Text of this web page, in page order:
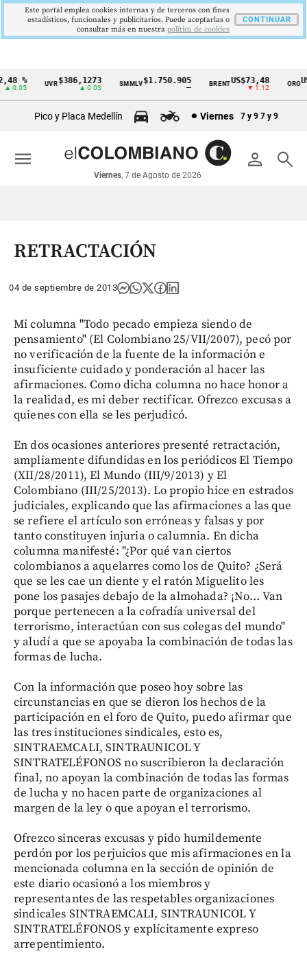
Cintillo
económicos
Colombia
%
0.05
UVR$386,1273
▲ 0.03
SMMLV$1.750.905 BRENTUS$73,48
▼ 1.12
ORO
Pico y Placa Medellín Viernes 7 y 9 7 y 9
person search
Viernes, 7 de Agosto de 2026
menu
RETRACTACIÓN
04 de septiembre de 2013
Mi columna "Todo pecado empieza siendo de
pensamiento" (El Colombiano 25/VII/2007), pecó por
no verificación de la fuente de la información e
insuficiente cuidado y ponderación al hacer las
afirmaciones. Como dicha columna no hace honor a
la realidad, es mi deber rectificar. Ofrezco excusas a
quienes con ella se les perjudicó.
En dos ocasiones anteriores presenté retractación,
ampliamente difundidas en los periódicos El Tiempo
(XII/28/2011), El Mundo (III/9/2013) y El
Colombiano (III/25/2013). Lo propio hice en estrados
judiciales, explicando que las afirmaciones a las que
se refiere el artículo son erróneas y falsas y por
tanto constituyen injuria o calumnia. En dicha
columna manifesté: "¿Por qué van ciertos
colombianos a aquelarres como los de Quito? ¿Será
que se les cae un diente y el ratón Miguelito les
pone los pasajes debajo de la almohada? ¡No… Van
porque pertenecen a la cofradía universal del
terrorismo, interactúan con sus colegas del mundo"
y aludí a que se apoyaba la combinación de todas las
formas de lucha.
Con la información que poseo hoy sobre las
circunstancias en que se dieron los hechos de la
participación en el foro de Quito, puedo afirmar que
las tres instituciones sindicales, esto es,
SINTRAEMCALI, SINTRAUNICOL Y
SINTRATELÉFONOS no suscribieron la declaración
final, no apoyan la combinación de todas las formas
de lucha y no hacen parte de organizaciones al
margen de la ley o que apoyan el terrorismo.
Ofrezco sinceras excusas y pido humildemente
perdón por los perjuicios que mis afirmaciones en la
mencionada columna en la sección de opinión de
este diario ocasionó a los miembros y
representantes de las respetables organizaciones
sindicales SINTRAEMCALI, SINTRAUNICOL Y
SINTRATELÉFONOS y explícitamente expreso
arrepentimiento.
Este portal emplea cookies internas y de terceros con fines
estadísticos, funcionales y publicitarios. Puede aceptarlas o
consultar más en nuestra politica de cookies
CONTINUAR